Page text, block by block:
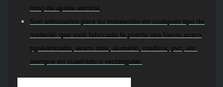
mm) de ajuste vertical,
Son adecuados para su instalación en cualquier tipo de
material que esté fabricada la puerta sea hierro acero
pgalvanizado, acero inox, aluminio, madera, pvc, etc.
siempre en cuadrádo o rectangular.